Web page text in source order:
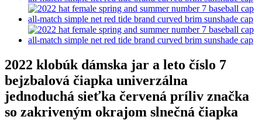
2022 klobúk dámska jar a leto číslo 7
bejzbalová čiapka univerzálna
jednoduchá sieťka červená príliv značka
so zakriveným okrajom slnečná čiapka